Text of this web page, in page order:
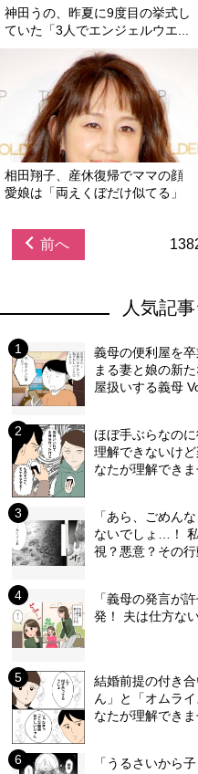
神田うの、昨夏に9度目の挙式し
ていた「3人でエンジェルウエ...
相田翔子、産休復帰でママの顔
愛娘は「両えくぼだけ似てる」
前へ
人気記
義母の便利屋を
まる妻と娘の新
屋扱いする義母
ほぼ手ぶらなの
理解できないけ
なたが理解できま
「あら、ごめん
ないでしょ…！
視？悪意？その
「義母の発言が
発！ 夫は仕方な
結婚前提の付き
ん」と「オムラ
なたが理解できま
「うるさいから